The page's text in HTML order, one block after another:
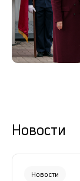
Новости
Новости